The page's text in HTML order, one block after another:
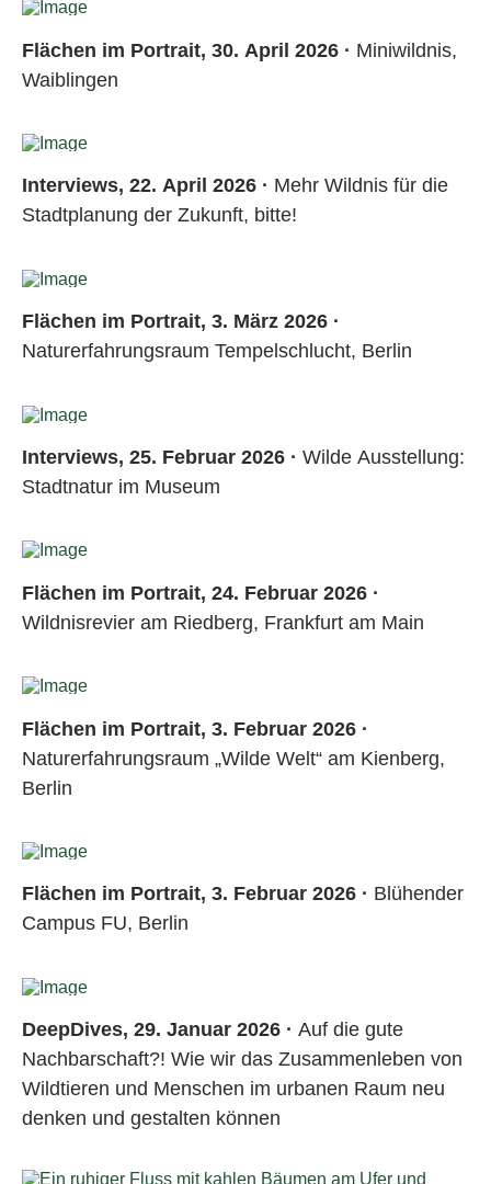
Flächen im Portrait, 30. April 2026 · Miniwildnis,
Waiblingen
Interviews, 22. April 2026 · Mehr Wildnis für die
Stadtplanung der Zukunft, bitte!
Flächen im Portrait, 3. März 2026 ·
Naturerfahrungsraum Tempelschlucht, Berlin
Interviews, 25. Februar 2026 · Wilde Ausstellung:
Stadtnatur im Museum
Flächen im Portrait, 24. Februar 2026 ·
Wildnisrevier am Riedberg, Frankfurt am Main
Flächen im Portrait, 3. Februar 2026 ·
Naturerfahrungsraum „Wilde Welt“ am Kienberg,
Berlin
Flächen im Portrait, 3. Februar 2026 · Blühender
Campus FU, Berlin
DeepDives, 29. Januar 2026 · Auf die gute
Nachbarschaft?! Wie wir das Zusammenleben von
Wildtieren und Menschen im urbanen Raum neu
denken und gestalten können